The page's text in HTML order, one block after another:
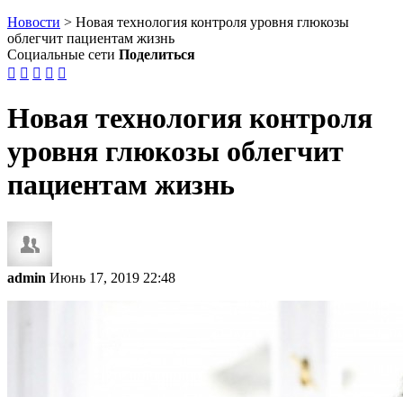
Новости > Новая технология контроля уровня глюкозы
облегчит пациентам жизнь
Социальные сети Поделиться
    
Новая технология контроля
уровня глюкозы облегчит
пациентам жизнь
admin Июнь 17, 2019 22:48